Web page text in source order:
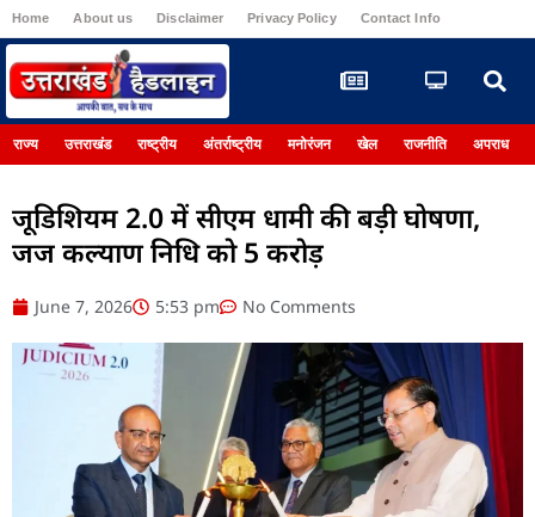
Home About us Disclaimer Privacy Policy Contact Info
राज्य उत्तराखंड राष्ट्रीय अंतर्राष्ट्रीय मनोरंजन खेल राजनीति अपराध
जूडिशियम 2.0 में सीएम धामी की बड़ी घोषणा,
जज कल्याण निधि को 5 करोड़
June 7, 2026 5:53 pm No Comments